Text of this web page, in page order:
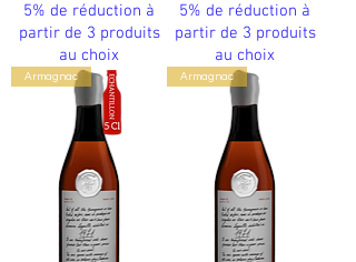
5% de réduction à
partir de 3 produits
au choix
5% de réduction à
partir de 3 produits
au choix
Armagnac Armagnac